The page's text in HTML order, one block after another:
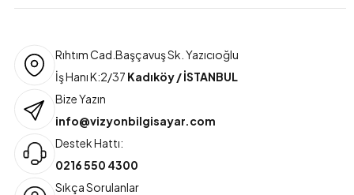
Rıhtım Cad.Başçavuş Sk. Yazıcıoğlu
İş Hanı K:2/37 Kadıköy / İSTANBUL
Bize Yazın
info@vizyonbilgisayar.com
Destek Hattı:
0216 550 4300
Sıkça Sorulanlar